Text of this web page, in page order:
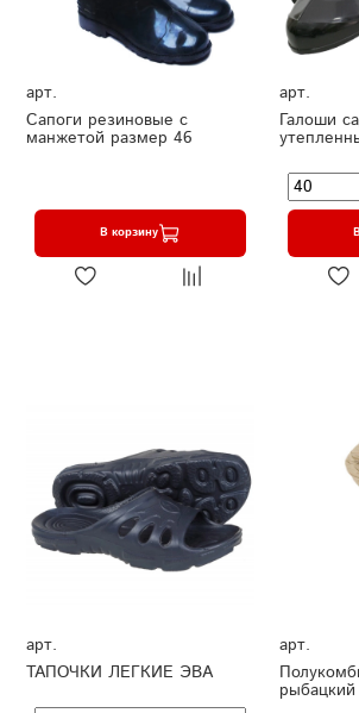
арт.
Сапоги резиновые с
манжетой размер 46
В корзину
арт.
Галоши
арт.
ТАПОЧКИ ЛЕГКИЕ ЭВА
арт.